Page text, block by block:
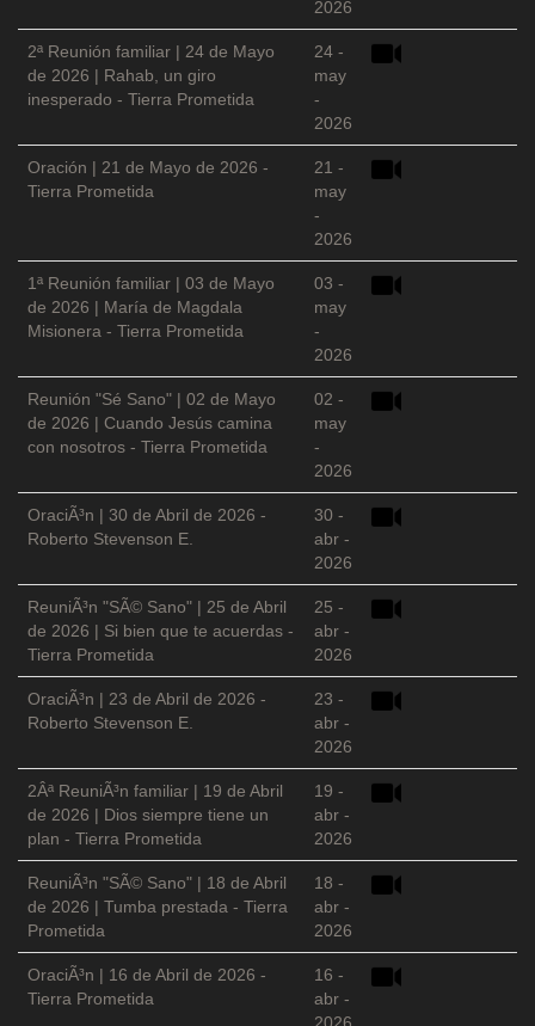
2026
2ª Reunión familiar | 24 de Mayo
de 2026 | Rahab, un giro
inesperado - Tierra Prometida
24 -
may
-
2026
Oración | 21 de Mayo de 2026 -
Tierra Prometida
21 -
may
-
2026
1ª Reunión familiar | 03 de Mayo
de 2026 | María de Magdala
Misionera - Tierra Prometida
03 -
may
-
2026
Reunión "Sé Sano" | 02 de Mayo
de 2026 | Cuando Jesús camina
con nosotros - Tierra Prometida
02 -
may
-
2026
OraciÃ³n | 30 de Abril de 2026 -
Roberto Stevenson E.
30 -
abr -
2026
ReuniÃ³n "SÃ© Sano" | 25 de Abril
de 2026 | Si bien que te acuerdas -
Tierra Prometida
25 -
abr -
2026
OraciÃ³n | 23 de Abril de 2026 -
Roberto Stevenson E.
23 -
abr -
2026
2Âª ReuniÃ³n familiar | 19 de Abril
de 2026 | Dios siempre tiene un
plan - Tierra Prometida
19 -
abr -
2026
ReuniÃ³n "SÃ© Sano" | 18 de Abril
de 2026 | Tumba prestada - Tierra
Prometida
18 -
abr -
2026
OraciÃ³n | 16 de Abril de 2026 -
Tierra Prometida
16 -
abr -